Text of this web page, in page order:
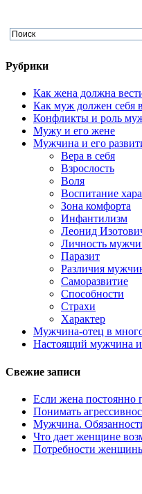
Рубрики
Как жена должна
Как муж должен себя
Конфликты и роль
Мужу и его жене
Мужчина и его
Вера в себя
Взрослость
Воля
Воспитание
Зона комфорта
Инфантилизм
Леонид
Личность
Паразит
Различия
Саморазвитие
Способности
Страхи
Характер
Мужчина-отец в
Настоящий мужчина и
Свежие записи
Если жена постоянно
Понимать
Мужчина.
Что дает женщине
Потребности